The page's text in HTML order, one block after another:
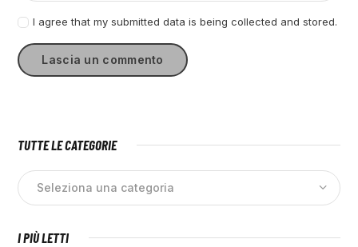
I agree that my submitted data is being collected and stored.
TUTTE LE CATEGORIE
I PIÙ LETTI